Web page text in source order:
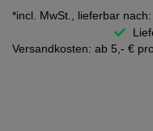
*incl. MwSt., lieferbar nach:
Versandkosten: ab 5,- €